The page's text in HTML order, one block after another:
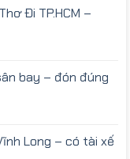
Đi TP.HCM –
bay – đón đúng
Long – có tài xế